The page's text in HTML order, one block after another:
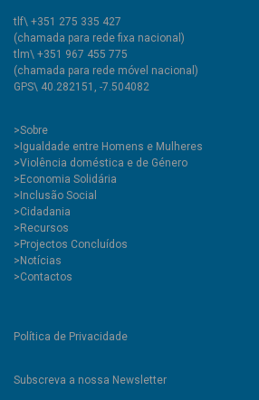
tlf\ +351 275 335 427
(chamada para rede fixa nacional)
tlm\ +351 967 455 775
(chamada para rede móvel nacional)
GPS\ 40.282151, -7.504082
>Sobre
>Igualdade entre Homens e Mulheres
>Violência doméstica e de Género
>Economia Solidária
>Inclusão Social
>Cidadania
>Recursos
>Projectos Concluídos
>Notícias
>Contactos
Política de Privacidade
Subscreva a nossa Newsletter